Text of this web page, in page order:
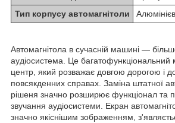
Тип корпусу автомагнітоли
Автомагнітола в сучасній машині —
аудіосистема. Це багатофункціональний
центр, який розважає довгою дорогою і
повсякденних справах. Заміна штатної
рішеня значно розширює функціонал та
звучання аудіосистеми. Екран
значно якіснішим зображенням,